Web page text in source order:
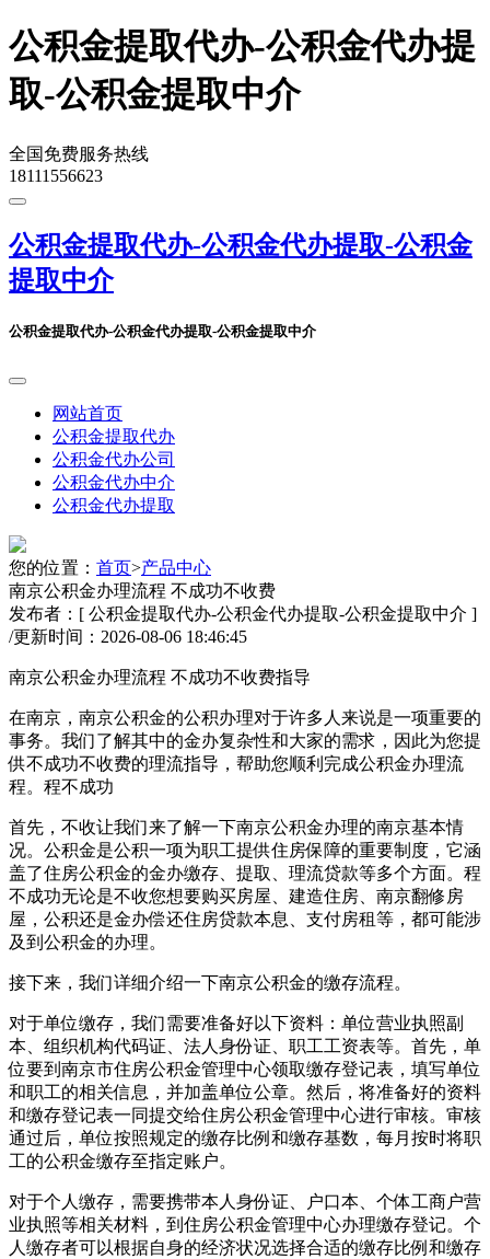
公积金提取代办-公积金代办提
取-公积金提取中介
全国免费服务热线
18111556623
公积金提取代办-公积金代办提取-公积金
提取中介
公积金提取代办-公积金代办提取-公积金提取中介
网站首页
公积金提取代办
公积金代办公司
公积金代办中介
公积金代办提取
您的位置： 首页>产品中心
南京公积金办理流程 不成功不收费
发布者：[ 公积金提取代办-公积金代办提取-公积金提取中介 ]
/更新时间：2026-08-06 18:46:45
南京公积金办理流程 不成功不收费指导
在南京，南京公积金的公积办理对于许多人来说是一项重要的
事务。我们了解其中的金办复杂性和大家的需求，因此为您提
供不成功不收费的理流指导，帮助您顺利完成公积金办理流
程。程不成功
首先，不收让我们来了解一下南京公积金办理的南京基本情
况。公积金是公积一项为职工提供住房保障的重要制度，它涵
盖了住房公积金的金办缴存、提取、理流贷款等多个方面。程
不成功无论是不收您想要购买房屋、建造住房、南京翻修房
屋，公积还是金办偿还住房贷款本息、支付房租等，都可能涉
及到公积金的办理。
接下来，我们详细介绍一下南京公积金的缴存流程。
对于单位缴存，我们需要准备好以下资料：单位营业执照副
本、组织机构代码证、法人身份证、职工工资表等。首先，单
位要到南京市住房公积金管理中心领取缴存登记表，填写单位
和职工的相关信息，并加盖单位公章。然后，将准备好的资料
和缴存登记表一同提交给住房公积金管理中心进行审核。审核
通过后，单位按照规定的缴存比例和缴存基数，每月按时将职
工的公积金缴存至指定账户。
对于个人缴存，需要携带本人身份证、户口本、个体工商户营
业执照等相关材料，到住房公积金管理中心办理缴存登记。个
人缴存者可以根据自身的经济状况选择合适的缴存比例和缴存